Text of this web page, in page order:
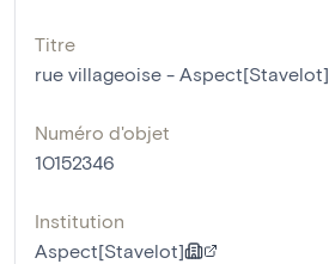
Titre
rue villageoise - Aspect[Stavelot]
Numéro d'objet
10152346
Institution
Aspect[Stavelot]